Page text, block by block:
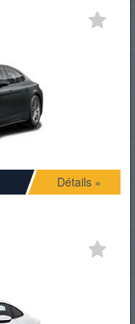
Détails »